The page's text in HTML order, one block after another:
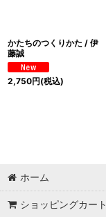
かたちのつくりかた / 伊
藤誠
2,750円(税込)
ホーム
ショッピングカート